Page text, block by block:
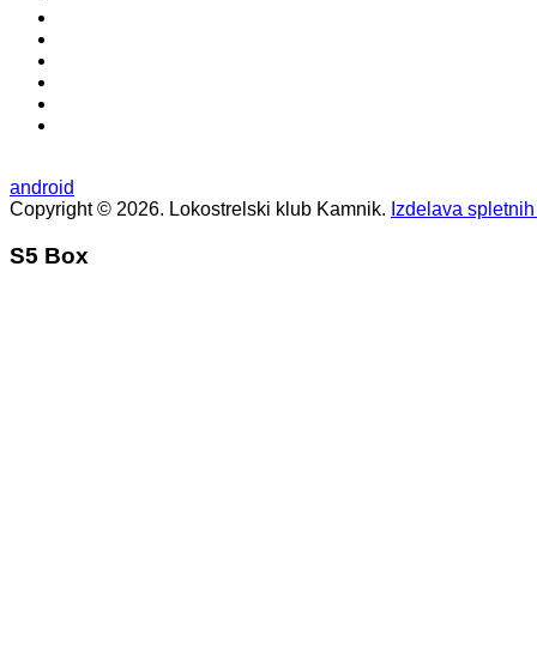
android
Copyright © 2026. Lokostrelski klub Kamnik. Izdelava
S5 Box